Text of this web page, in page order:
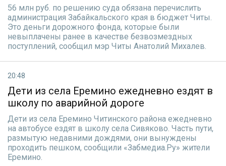
56 млн руб. по решению суда обязана перечислить
администрация Забайкальского края в бюджет Читы.
Это деньги дорожного фонда, которые были
невыплачены ранее в качестве безвозмездных
поступлений, сообщил мэр Читы Анатолий Михалев.
20:48
Дети из села Еремино ежедневно ездят в
школу по аварийной дороге
Дети из села Еремино Читинского района ежедневно
на автобусе ездят в школу села Сивяково. Часть пути,
размытую недавними дождями, они вынуждены
проходить пешком, сообщили «Забмедиа.Ру» жители
Еремино.